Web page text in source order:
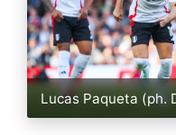
Lucas Paqueta (ph.